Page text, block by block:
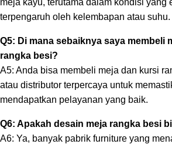
meja kayu, terutama dalam kondisi yang
terpengaruh oleh kelembapan atau suhu.
Q5: Di mana sebaiknya saya membeli
rangka besi?
A5: Anda bisa membeli meja dan kursi
atau distributor terpercaya untuk
mendapatkan pelayanan yang baik.
Q6: Apakah desain meja rangka besi
A6: Ya, banyak pabrik furniture yang